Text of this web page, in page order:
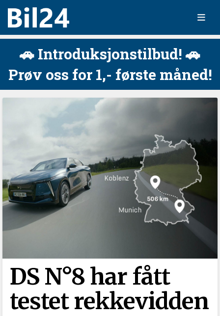
🚗 Introduksjonstilbud! 🚗
Prøv oss for 1,- første måned!
DS N°8 har fått
testet rekkevidden